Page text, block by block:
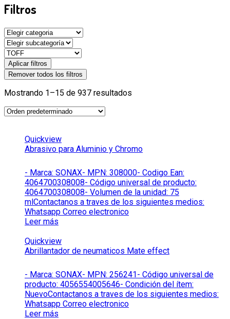
Filtros
Aplicar filtros
Remover todos los filtros
Mostrando 1–15 de 937 resultados
Quickview
Abrasivo para Aluminio y Chromo
- Marca: SONAX- MPN: 308000- Codigo Ean:
4064700308008- Código universal de producto:
4064700308008- Volumen de la unidad: 75
mlContactanos a traves de los siguientes medios:
Whatsapp Correo electronico
Leer más
Quickview
Abrillantador de neumaticos Mate effect
- Marca: SONAX- MPN: 256241- Código universal de
producto: 4056554005646- Condición del ítem:
NuevoContactanos a traves de los siguientes medios:
Whatsapp Correo electronico
Leer más